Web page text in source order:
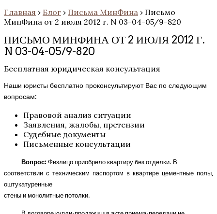
Главная › Блог › Письма МинФина › Письмо
МинФина от 2 июля 2012 г. N 03-04-05/9-820
ПИСЬМО МИНФИНА ОТ 2 ИЮЛЯ 2012 Г.
N 03-04-05/9-820
Бесплатная юридическая консультация
Наши юристы бесплатно проконсультируют Вас по следующим
вопросам:
Правовой анализ ситуации
Заявления, жалобы, претензии
Судебные документы
Письменные консультации
Вопрос: Физлицо приобрело квартиру без отделки. В
соответствии с техническим паспортом в квартире цементные полы,
оштукатуренные
стены и монолитные потолки.